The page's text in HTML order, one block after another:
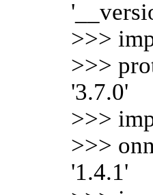
>>>
>>>
'3.7.0'
>>>
>>>
'1.4.1'